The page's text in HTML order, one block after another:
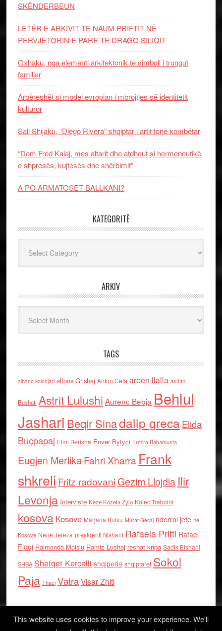
SKËNDERBEUN
LETËR E ARKIVIT TE NAUM PRIFTIT NË
PERVJETORIN E PARE TE DRAGO SILIQIT
Oxhaku, nga elementi arkitektonik te simboli i trungut
familjar
Arbëreshët si model evropian i mbrojtjes së identitetit
kulturor
Sali Shijaku, “Diego Rivera” shqiptar i artit tonë kombëtar
“Dom Fred Kalaj, mes altarit dhe atdheut si hermeneutikë
e shpresës, kujtesës dhe shërbimit”
A PO ARMATOSET BALLKANI?
KATEGORITË
ARKIV
TAGS
albano kolonjari alfons Grishaj Anton Cefa arben llalla asllan
Bushati Astrit Lulushi Aurenc Bebja Behlul
Jashari Beqir Sinadalip grecaElida
Buçpapaj Elmi Berisha Enver Bytyci Ermira Babamusta
Eugjen MerlikaFahri Xharra Frank
shkreli Fritz radovaniGezim Llojdia Ilir
Levonja Interviste Keze Kozeta Zylo Kolec Traboini
kosova Kosove Marjana Bulku Murat Gecaj nderroi jete ne
Kosove Nene Tereza presidenti Nishani Rafaela Prifti Rafael
Floqi Raimonda Moisiu Ramiz Lushaj reshat kripa Sadik Elshani
SHBA Shefqet Kercelli shqiperia shqiptaret Sokol
Paja Thaci VatraVisar Zhiti
This website uses cookies to improve your experience. We'll